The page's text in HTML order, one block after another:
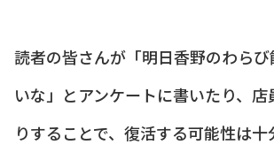
読者の皆さんが「明日香野のわら
いな」とアンケートに書いたり、
りすることで、復活する可能性は